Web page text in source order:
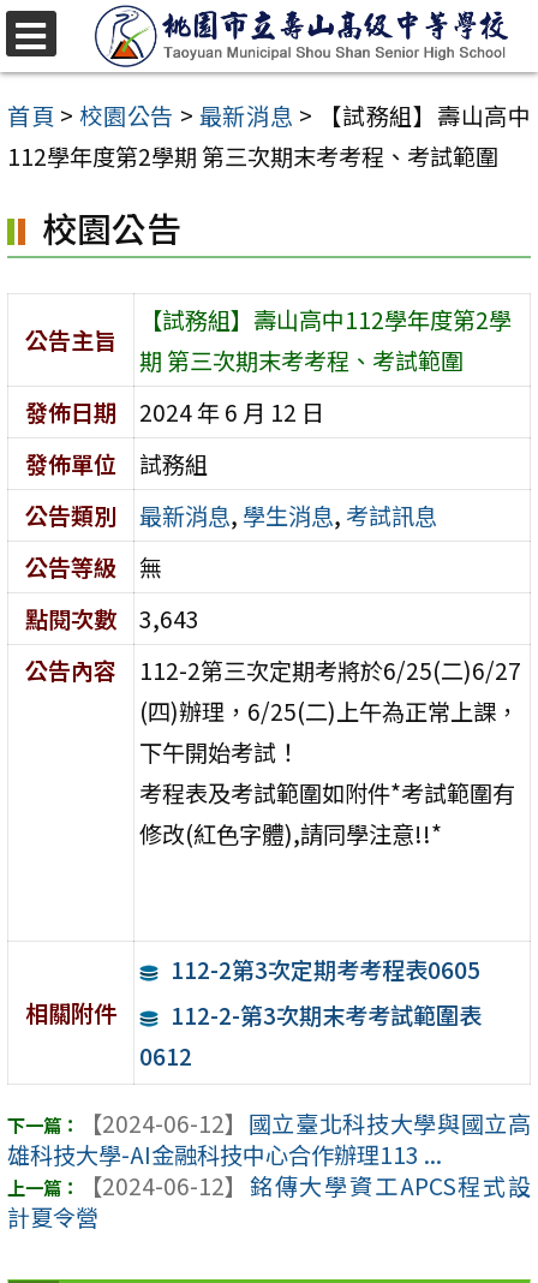
跳
至
主
要
容
區
首頁 > 校園公告 > 最新消息 >
【試務組】壽山高中
112學年度第2學期 第三次期末考考程、考試範圍
校園公告
公告主旨
【試務組】壽山高中112學年度第2學
期 第三次期末考考程、考試範圍
發佈日期
2024 年 6 月 12 日
發佈單位
試務組
公告類別
最新消息, 學生消息, 考試訊息
公告等級
無
點閱次數
3,643
公告內容
112-2第三次定期考將於6/25(二)6/27
(四)辦理，6/25(二)上午為正常上課，
下午開始考試！
考程表及考試範圍如附件*考試範圍有
修改(紅色字體),請同學注意!!*
相關附件
112-2第3次定期考考程表0605
112-2-第3次期末考考試範圍表
0612
【2024-06-12】 國立臺北科技大學與國立高
雄科技大學-AI金融科技中心合作辦理113 ...
【2024-06-12】 銘傳大學資工APCS程式設
計夏令營
選
單